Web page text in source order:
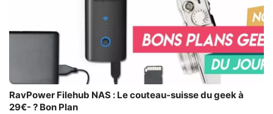
RavPower Filehub NAS : Le couteau-suisse du geek à
29€- ? Bon Plan